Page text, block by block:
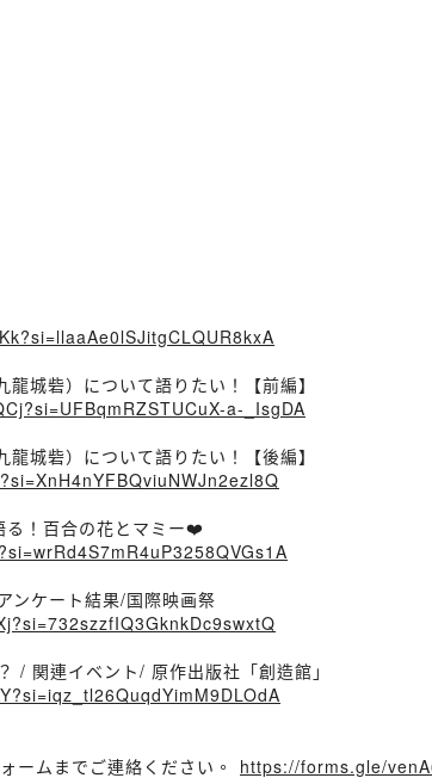
城砦）について語りたい！【前編】
a-_IsgDA
城砦）について語りたい！【後編】
！百合の花とマミー❤️
ンケート結果/国際映画祭
関連イベント/ 原作出版社「創造館」
ームまでご連絡ください。
https://forms.gle/